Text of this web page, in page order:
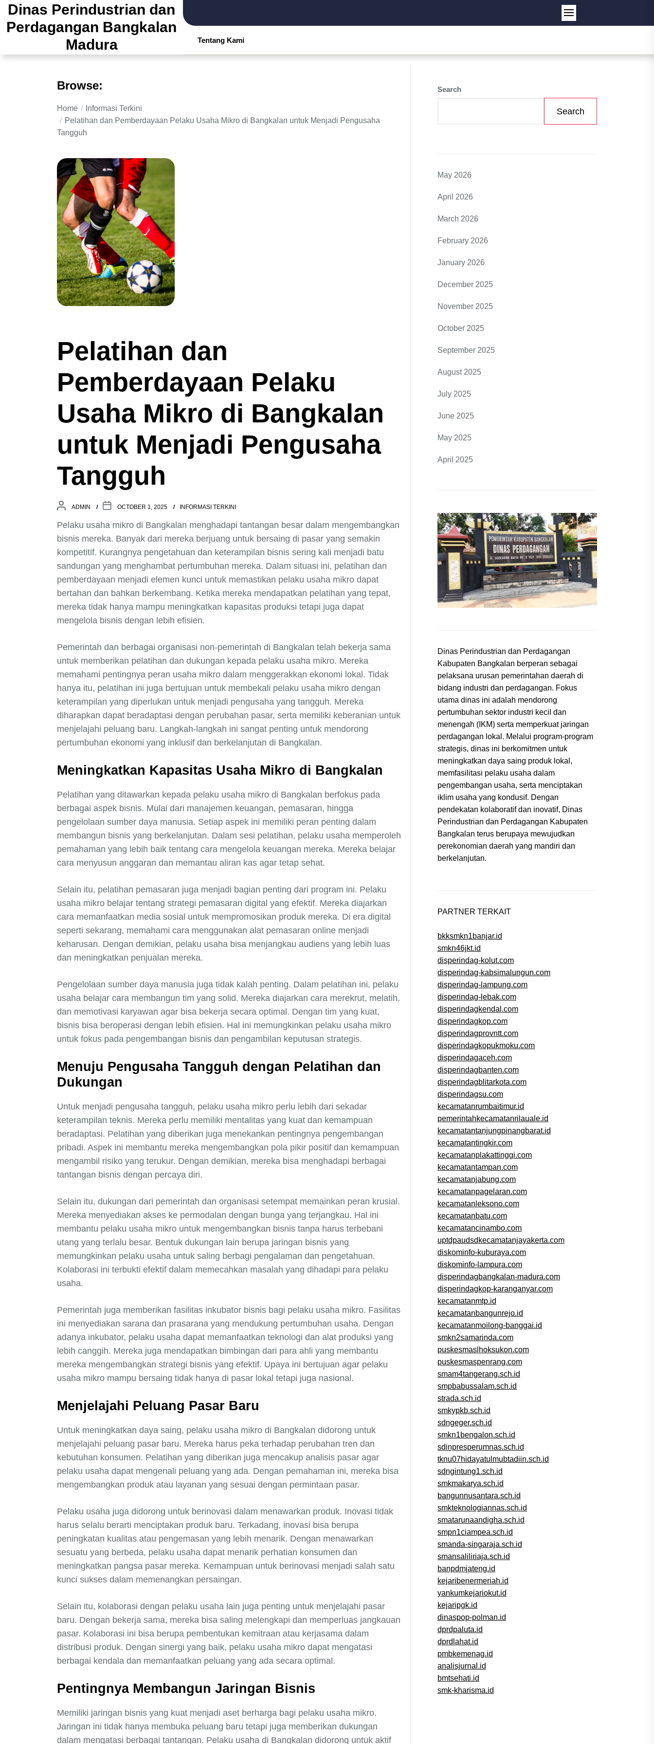
Skip
the
Dinas Perindustrian dan
Perdagangan Bangkalan
Madura
Tentang Kami
Browse:
Home
Informasi Terkini
Pelatihan dan Pemberdayaan Pelaku Usaha Mikro di Bangkalan untuk Menjadi Pengusaha
Tangguh
Pelatihan dan
Pemberdayaan Pelaku
Usaha Mikro di Bangkalan
untuk Menjadi Pengusaha
Tangguh
ADMIN OCTOBER 1, 2025 INFORMASI TERKINI
Pelaku usaha mikro di Bangkalan menghadapi tantangan besar dalam mengembangkan
bisnis mereka. Banyak dari mereka berjuang untuk bersaing di pasar yang semakin
kompetitif. Kurangnya pengetahuan dan keterampilan bisnis sering kali menjadi batu
sandungan yang menghambat pertumbuhan mereka. Dalam situasi ini, pelatihan dan
pemberdayaan menjadi elemen kunci untuk memastikan pelaku usaha mikro dapat
bertahan dan bahkan berkembang. Ketika mereka mendapatkan pelatihan yang tepat,
mereka tidak hanya mampu meningkatkan kapasitas produksi tetapi juga dapat
mengelola bisnis dengan lebih efisien.
Pemerintah dan berbagai organisasi non-pemerintah di Bangkalan telah bekerja sama
untuk memberikan pelatihan dan dukungan kepada pelaku usaha mikro. Mereka
memahami pentingnya peran usaha mikro dalam menggerakkan ekonomi lokal. Tidak
hanya itu, pelatihan ini juga bertujuan untuk membekali pelaku usaha mikro dengan
keterampilan yang diperlukan untuk menjadi pengusaha yang tangguh. Mereka
diharapkan dapat beradaptasi dengan perubahan pasar, serta memiliki keberanian untuk
menjelajahi peluang baru. Langkah-langkah ini sangat penting untuk mendorong
pertumbuhan ekonomi yang inklusif dan berkelanjutan di Bangkalan.
Meningkatkan Kapasitas Usaha Mikro di Bangkalan
Pelatihan yang ditawarkan kepada pelaku usaha mikro di Bangkalan berfokus pada
berbagai aspek bisnis. Mulai dari manajemen keuangan, pemasaran, hingga
pengelolaan sumber daya manusia. Setiap aspek ini memiliki peran penting dalam
membangun bisnis yang berkelanjutan. Dalam sesi pelatihan, pelaku usaha memperoleh
pemahaman yang lebih baik tentang cara mengelola keuangan mereka. Mereka belajar
cara menyusun anggaran dan memantau aliran kas agar tetap sehat.
Selain itu, pelatihan pemasaran juga menjadi bagian penting dari program ini. Pelaku
usaha mikro belajar tentang strategi pemasaran digital yang efektif. Mereka diajarkan
cara memanfaatkan media sosial untuk mempromosikan produk mereka. Di era digital
seperti sekarang, memahami cara menggunakan alat pemasaran online menjadi
keharusan. Dengan demikian, pelaku usaha bisa menjangkau audiens yang lebih luas
dan meningkatkan penjualan mereka.
Pengelolaan sumber daya manusia juga tidak kalah penting. Dalam pelatihan ini, pelaku
usaha belajar cara membangun tim yang solid. Mereka diajarkan cara merekrut, melatih,
dan memotivasi karyawan agar bisa bekerja secara optimal. Dengan tim yang kuat,
bisnis bisa beroperasi dengan lebih efisien. Hal ini memungkinkan pelaku usaha mikro
untuk fokus pada pengembangan bisnis dan pengambilan keputusan strategis.
Menuju Pengusaha Tangguh dengan Pelatihan dan
Dukungan
Untuk menjadi pengusaha tangguh, pelaku usaha mikro perlu lebih dari sekadar
keterampilan teknis. Mereka perlu memiliki mentalitas yang kuat dan kemampuan
beradaptasi. Pelatihan yang diberikan juga menekankan pentingnya pengembangan
pribadi. Aspek ini membantu mereka mengembangkan pola pikir positif dan kemampuan
mengambil risiko yang terukur. Dengan demikian, mereka bisa menghadapi berbagai
tantangan bisnis dengan percaya diri.
Selain itu, dukungan dari pemerintah dan organisasi setempat memainkan peran krusial.
Mereka menyediakan akses ke permodalan dengan bunga yang terjangkau. Hal ini
membantu pelaku usaha mikro untuk mengembangkan bisnis tanpa harus terbebani
utang yang terlalu besar. Bentuk dukungan lain berupa jaringan bisnis yang
memungkinkan pelaku usaha untuk saling berbagi pengalaman dan pengetahuan.
Kolaborasi ini terbukti efektif dalam memecahkan masalah yang dihadapi para pelaku
usaha.
Pemerintah juga memberikan fasilitas inkubator bisnis bagi pelaku usaha mikro. Fasilitas
ini menyediakan sarana dan prasarana yang mendukung pertumbuhan usaha. Dengan
adanya inkubator, pelaku usaha dapat memanfaatkan teknologi dan alat produksi yang
lebih canggih. Mereka juga mendapatkan bimbingan dari para ahli yang membantu
mereka mengembangkan strategi bisnis yang efektif. Upaya ini bertujuan agar pelaku
usaha mikro mampu bersaing tidak hanya di pasar lokal tetapi juga nasional.
Menjelajahi Peluang Pasar Baru
Untuk meningkatkan daya saing, pelaku usaha mikro di Bangkalan didorong untuk
menjelajahi peluang pasar baru. Mereka harus peka terhadap perubahan tren dan
kebutuhan konsumen. Pelatihan yang diberikan juga mencakup analisis pasar agar
pelaku usaha dapat mengenali peluang yang ada. Dengan pemahaman ini, mereka bisa
mengembangkan produk atau layanan yang sesuai dengan permintaan pasar.
Pelaku usaha juga didorong untuk berinovasi dalam menawarkan produk. Inovasi tidak
harus selalu berarti menciptakan produk baru. Terkadang, inovasi bisa berupa
peningkatan kualitas atau pengemasan yang lebih menarik. Dengan menawarkan
sesuatu yang berbeda, pelaku usaha dapat menarik perhatian konsumen dan
meningkatkan pangsa pasar mereka. Kemampuan untuk berinovasi menjadi salah satu
kunci sukses dalam memenangkan persaingan.
Selain itu, kolaborasi dengan pelaku usaha lain juga penting untuk menjelajahi pasar
baru. Dengan bekerja sama, mereka bisa saling melengkapi dan memperluas jangkauan
pasar. Kolaborasi ini bisa berupa pembentukan kemitraan atau kerjasama dalam
distribusi produk. Dengan sinergi yang baik, pelaku usaha mikro dapat mengatasi
berbagai kendala dan memanfaatkan peluang yang ada secara optimal.
Pentingnya Membangun Jaringan Bisnis
Memiliki jaringan bisnis yang kuat menjadi aset berharga bagi pelaku usaha mikro.
Jaringan ini tidak hanya membuka peluang baru tetapi juga memberikan dukungan
dalam mengatasi berbagai tantangan. Pelaku usaha di Bangkalan didorong untuk aktif
Search
Search
May 2026
April 2026
March 2026
February 2026
January 2026
December 2025
November 2025
October 2025
September 2025
August 2025
July 2025
June 2025
May 2025
April 2025
Dinas Perindustrian dan Perdagangan
Kabupaten Bangkalan berperan sebagai
pelaksana urusan pemerintahan daerah di
bidang industri dan perdagangan. Fokus
utama dinas ini adalah mendorong
pertumbuhan sektor industri kecil dan
menengah (IKM) serta memperkuat jaringan
perdagangan lokal. Melalui program-program
strategis, dinas ini berkomitmen untuk
meningkatkan daya saing produk lokal,
memfasilitasi pelaku usaha dalam
pengembangan usaha, serta menciptakan
iklim usaha yang kondusif. Dengan
pendekatan kolaboratif dan inovatif, Dinas
Perindustrian dan Perdagangan Kabupaten
Bangkalan terus berupaya mewujudkan
perekonomian daerah yang mandiri dan
berkelanjutan.
PARTNER TERKAIT
bkksmkn1banjar.id
smkn46jkt.id
disperindag-kolut.com
disperindag-kabsimalungun.com
disperindag-lampung.com
disperindag-lebak.com
disperindagkendal.com
disperindagkop.com
disperindagprovntt.com
disperindagkopukmoku.com
disperindagaceh.com
disperindagbanten.com
disperindagblitarkota.com
disperindagsu.com
kecamatanrumbaitimur.id
pemerintahkecamatanrilauale.id
kecamatantanjungpinangbarat.id
kecamatantingkir.com
kecamatanplakattinggi.com
kecamatantampan.com
kecamatanjabung.com
kecamatanpagelaran.com
kecamatanleksono.com
kecamatanbatu.com
kecamatancinambo.com
uptdpaudsdkecamatanjayakerta.com
diskominfo-kuburaya.com
diskominfo-lampura.com
disperindagbangkalan-madura.com
disperindagkop-karanganyar.com
kecamatanmtp.id
kecamatanbangunrejo.id
kecamatanmoilong-banggai.id
smkn2samarinda.com
puskesmaslhoksukon.com
puskesmaspenrang.com
smam4tangerang.sch.id
smpbabussalam.sch.id
strada.sch.id
smkypkb.sch.id
sdngeger.sch.id
smkn1bengalon.sch.id
sdinpresperumnas.sch.id
tknu07hidayatulmubtadiin.sch.id
sdngintung1.sch.id
smkmakarya.sch.id
bangunnusantara.sch.id
smkteknologiannas.sch.id
smatarunaandigha.sch.id
smpn1ciampea.sch.id
smanda-singaraja.sch.id
smansaliliriaja.sch.id
banpdmjateng.id
kejaribenermeriah.id
yankumkejariokut.id
kejaripgk.id
dinaspop-polman.id
dprdpaluta.id
dprdlahat.id
pmbkemenag.id
analisjurnal.id
bmtsehati.id
smk-kharisma.id